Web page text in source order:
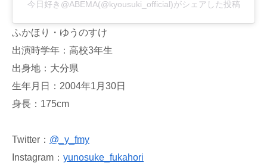
今日好き@ABEMA(@kyousuki_official)がシェアした投稿
ふかほり・ゆうのすけ
出演時学年：高校3年生
出身地：大分県
生年月日：2004年1月30日
身長：175cm
Twitter： @_y_fmy
Instagram： yunosuke_fukahori